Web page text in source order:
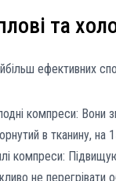
та
ефективних
компреси: Вони
в тканину, на
компреси:
не перегрівати